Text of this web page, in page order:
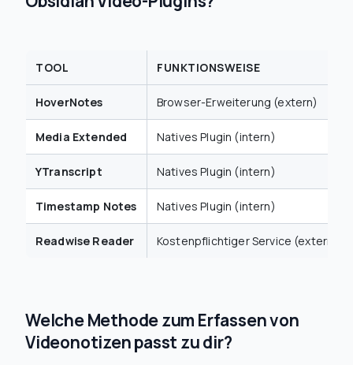
TOOL FUNKTIONSWEISE
HoverNotes Browser-Erweiterung (extern)
Media Extended Natives Plugin (intern)
YTranscript Natives Plugin (intern)
Timestamp Notes Natives Plugin (intern)
Readwise Reader Kostenpflichtiger Service (extern)
Welche Methode zum Erfassen von
Videonotizen passt zu dir?